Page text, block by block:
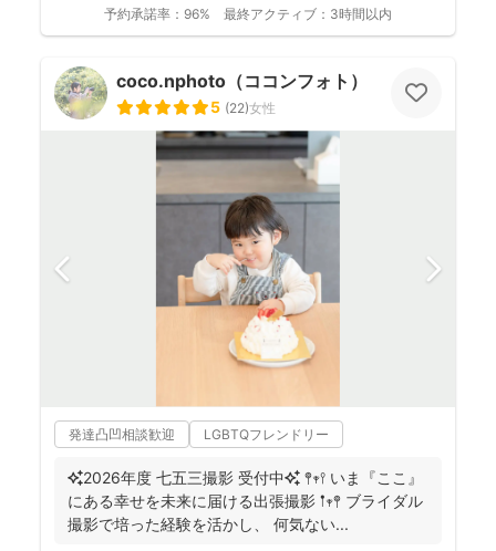
予約承諾率： 96% 最終アクティブ： 3時間以内
coco.nphoto（ココンフォト）
5 (22)女性
発達凸凹相談歓迎 LGBTQフレンドリー
✨2026年度 七五三撮影 受付中✨ 𖤣𖥧𖥣 いま『ここ』
にある幸せを未来に届ける出張撮影 𖡡𖥧𖤣 ブライダル
撮影で培った経験を活かし、 何気ない...